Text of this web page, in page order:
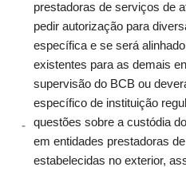
prestadoras de serviços de
pedir autorização para
específica e se será
existentes para as demais
supervisão do BCB ou
específico de instituição
questões sobre a custódia
em entidades prestadoras
estabelecidas no exterior,